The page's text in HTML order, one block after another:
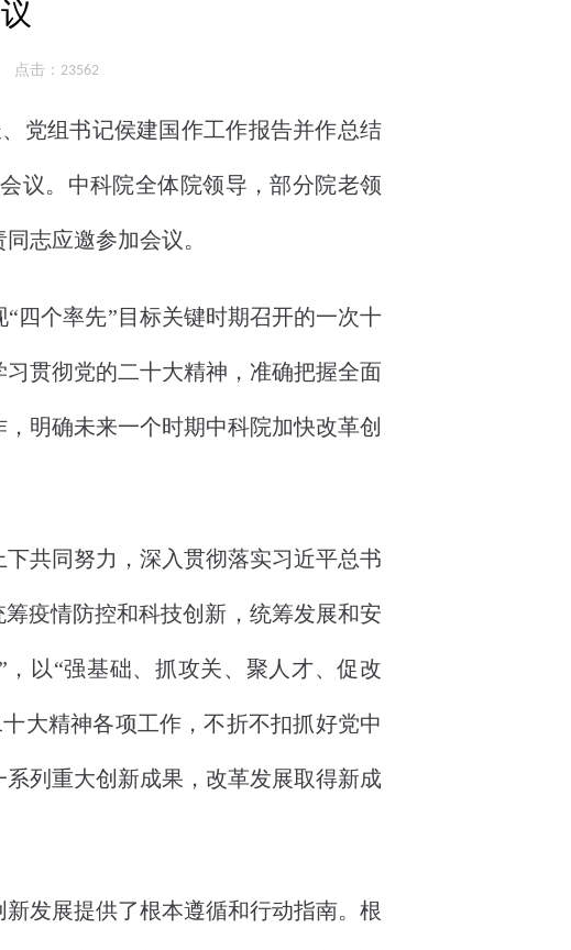
点击：23562
党组书记侯建国作工作报告并作总结
议。中科院全体院领导，部分院老领
志应邀参加会议。
个率先”目标关键时期召开的一次十
贯彻党的二十大精神，准确把握全面
明确未来一个时期中科院加快改革创
共同努力，深入贯彻落实习近平总书
疫情防控和科技创新，统筹发展和安
以“强基础、抓攻关、聚人才、促改
大精神各项工作，不折不扣抓好党中
列重大创新成果，改革发展取得新成
发展提供了根本遵循和行动指南。根